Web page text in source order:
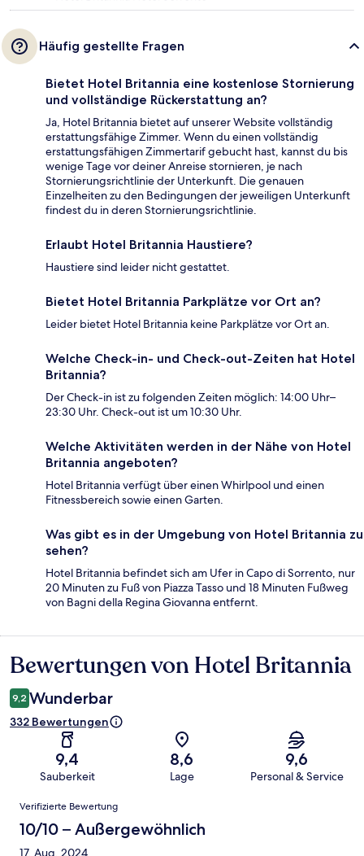
Häufig gestellte Fragen
Bietet Hotel Britannia eine kostenlose Stornierung
und vollständige Rückerstattung an?
Ja, Hotel Britannia bietet auf unserer Website vollständig
erstattungsfähige Zimmer. Wenn du einen vollständig
erstattungsfähigen Zimmertarif gebucht hast, kannst du bis
wenige Tage vor deiner Anreise stornieren, je nach
Stornierungsrichtlinie der Unterkunft. Die genauen
Einzelheiten zu den Bedingungen der jeweiligen Unterkunft
findest du in deren Stornierungsrichtlinie.
Erlaubt Hotel Britannia Haustiere?
Haustiere sind leider nicht gestattet.
Bietet Hotel Britannia Parkplätze vor Ort an?
Leider bietet Hotel Britannia keine Parkplätze vor Ort an.
Welche Check-in- und Check-out-Zeiten hat Hotel
Britannia?
Der Check-in ist zu folgenden Zeiten möglich: 14:00 Uhr–
23:30 Uhr. Check-out ist um 10:30 Uhr.
Welche Aktivitäten werden in der Nähe von Hotel
Britannia angeboten?
Hotel Britannia verfügt über einen Whirlpool und einen
Fitnessbereich sowie einen Garten.
Was gibt es in der Umgebung von Hotel Britannia zu
sehen?
Hotel Britannia befindet sich am Ufer in Capo di Sorrento, nur
20 Minuten zu Fuß von Piazza Tasso und 18 Minuten Fußweg
von Bagni della Regina Giovanna entfernt.
Bewertungen
Bewertungen von Hotel Britannia
9,2 Wunderbar
332 Bewertungen
9,4
Sauberkeit
8,6
Lage
9,6
Personal & Service
Bewertungen
Verifizierte Bewertung
10/10 – Außergewöhnlich
17. Aug. 2024